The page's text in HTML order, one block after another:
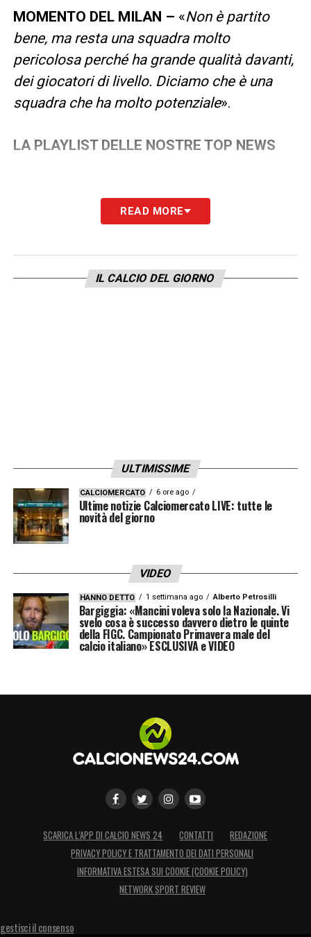
MOMENTO DEL MILAN – «Non è partito
bene, ma resta una squadra molto
pericolosa perché ha grande qualità davanti,
dei giocatori di livello. Diciamo che è una
squadra che ha molto potenziale».
LA PLAYLIST DELLE NOSTRE TOP NEWS
READ MORE
IL CALCIO DEL GIORNO
ULTIMISSIME
CALCIOMERCATO 6 ore ago
Ultime notizie Calciomercato LIVE: tutte le
novità del giorno
VIDEO
HANNO DETTO 1 settimana ago Alberto Petrosilli
Bargiggia: «Mancini voleva solo la Nazionale. Vi
svelo cosa è successo davvero dietro le quinte
della FIGC. Campionato Primavera male del
calcio italiano» ESCLUSIVA e VIDEO
SCARICA L’APP DI CALCIO NEWS 24 CONTATTI
REDAZIONE
PRIVACY POLICY E TRATTAMENTO DEI DATI PERSONALI
INFORMATIVA ESTESA SUI COOKIE (COOKIE POLICY)
NETWORK SPORT REVIEW
gestisci il consenso